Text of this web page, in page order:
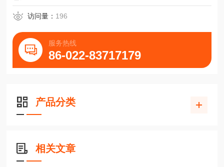
访问量： 196
服务热线
86-022-83717179
产品分类
相关文章